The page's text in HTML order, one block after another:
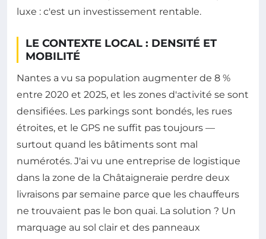
luxe : c'est un investissement rentable.
LE CONTEXTE LOCAL : DENSITÉ ET
MOBILITÉ
Nantes a vu sa population augmenter de 8 %
entre 2020 et 2025, et les zones d'activité se sont
densifiées. Les parkings sont bondés, les rues
étroites, et le GPS ne suffit pas toujours —
surtout quand les bâtiments sont mal
numérotés. J'ai vu une entreprise de logistique
dans la zone de la Châtaigneraie perdre deux
livraisons par semaine parce que les chauffeurs
ne trouvaient pas le bon quai. La solution ? Un
marquage au sol clair et des panneaux